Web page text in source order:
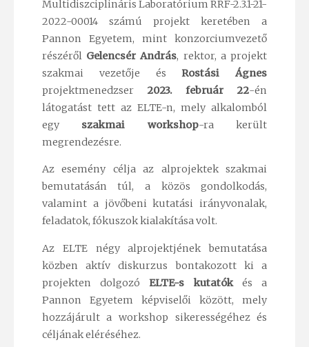
Multidiszciplináris Laboratórium RRF-2.3.1-21-
2022-00014 számú projekt keretében a
Pannon Egyetem, mint konzorciumvezető
részéről Gelencsér András, rektor, a projekt
szakmai vezetője ésRostási Ágnes
projektmenedzser 2023. február 22-én
látogatást tett az ELTE-n, mely alkalomból
egy szakmai workshop-ra került
megrendezésre.
Az esemény célja az alprojektek szakmai
bemutatásán túl, a közös gondolkodás,
valamint a jövőbeni kutatási irányvonalak,
feladatok, fókuszok kialakítása volt.
Az ELTE négy alprojektjének bemutatása
közben aktív diskurzus bontakozott ki a
projekten dolgozóELTE-s kutatókés a
Pannon Egyetem képviselői között, mely
hozzájárult a workshop sikerességéhez és
céljának eléréséhez.